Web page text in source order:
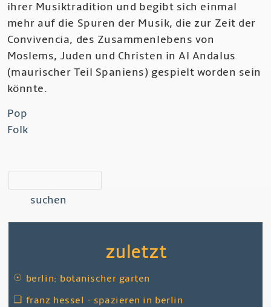
ihrer Musiktradition und begibt sich einmal
mehr auf die Spuren der Musik, die zur Zeit der
Convivencia, des Zusammenlebens von
Moslems, Juden und Christen in Al Andalus
(maurischer Teil Spaniens) gespielt worden sein
könnte.
Pop
Folk
zuletzt
☉ berlin: botanischer garten
❑ franz hessel - spazieren in berlin